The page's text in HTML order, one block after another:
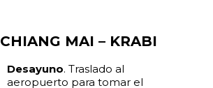
CHIANG MAI – KRABI
Desayuno. Traslado al
aeropuerto para tomar el